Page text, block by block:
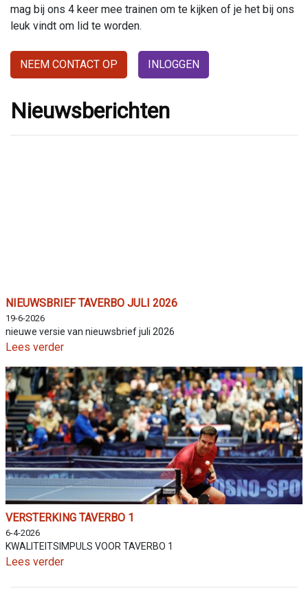
mag bij ons 4 keer mee trainen om te kijken of je het bij ons
leuk vindt om lid te worden.
NEEM CONTACT OP INLOGGEN
Nieuwsberichten
NIEUWSBRIEF TAVERBO JULI 2026
19-6-2026
nieuwe versie van nieuwsbrief juli 2026
Lees verder
VERSTERKING TAVERBO 1
6-4-2026
KWALITEITSIMPULS VOOR TAVERBO 1
Lees verder